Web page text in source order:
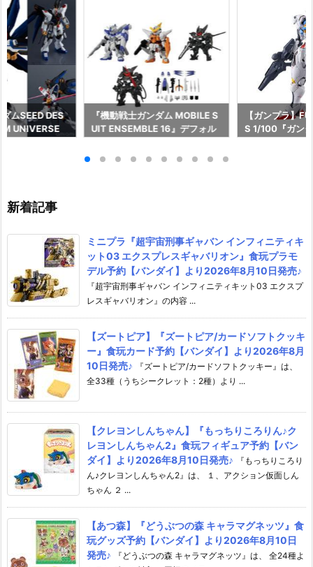
ムSEED DES
UNIVERSE
『機動戦士ガンダム MOBILE S
UIT ENSEMBLE 16』デフォル
イ】より2026年12月再販予定♪
【ガンプラ】
S 1/100『ガン
新着記事
ミニプラ『超宇宙刑事ギャバン インフィニティキ
ット03 エクスプレスギャバリオン』食玩プラモ
デル予約【バンダイ】より2026年8月10日発売♪
『超宇宙刑事ギャバン インフィニティキット03 エクスプ
レスギャバリオン』の内容 ...
【ズートピア】『ズートピア/カードソフトクッキ
ー』食玩カード予約【バンダイ】より2026年8月
10日発売♪
『ズートピア/カードソフトクッキー』は、
全33種（うちシークレット：2種）より ...
【クレヨンしんちゃん】『もっちりころりん♪ク
レヨンしんちゃん2』食玩フィギュア予約【バン
ダイ】より2026年8月10日発売♪
『もっちりころり
ん♪クレヨンしんちゃん2』は、 １、アクション仮面しん
ちゃん ２ ...
【あつ森】『どうぶつの森 キャラマグネッツ』食
玩グッズ予約【バンダイ】より2026年8月10日
発売♪
『どうぶつの森 キャラマグネッツ』は、 全24種よ